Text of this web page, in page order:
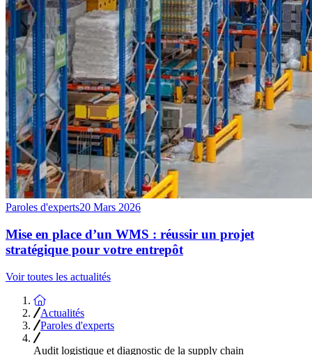
Paroles d'experts20 Mars 2026
Mise en place d’un WMS : réussir un projet
stratégique pour votre entrepôt
Voir toutes les actualités
Accueil
Actualités
Paroles d'experts
Audit logistique et diagnostic de la supply chain